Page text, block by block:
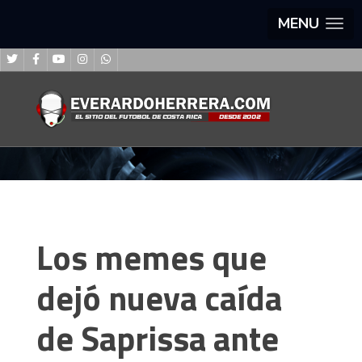
MENU
Los memes que
dejó nueva caída
de Saprissa ante